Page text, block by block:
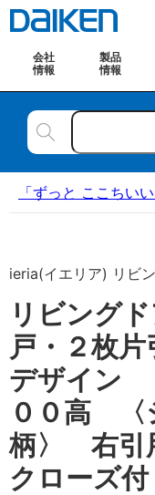
会社
情報
製品
情報
「ずっと ここちい
ieria(イエリア) リビ
リビング
戸・２枚
デザイン
００高 〈
柄〉 右
クローズ付